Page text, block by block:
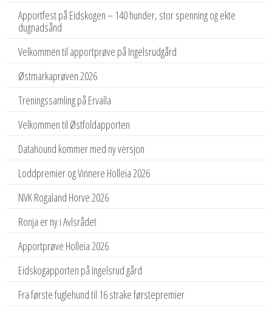
Apportfest på Eidskogen – 140 hunder, stor spenning og ekte
dugnadsånd
Velkommen til apportprøve på Ingelsrudgård
Østmarkaprøven 2026
Treningssamling på Ervalla
Velkommen til Østfoldapporten
Datahound kommer med ny versjon
Loddpremier og Vinnere Holleia 2026
NVK Rogaland Horve 2026
Ronja er ny i Avlsrådet
Apportprøve Holleia 2026
Eidskogapporten på Ingelsrud gård
Fra første fuglehund til 16 strake førstepremier